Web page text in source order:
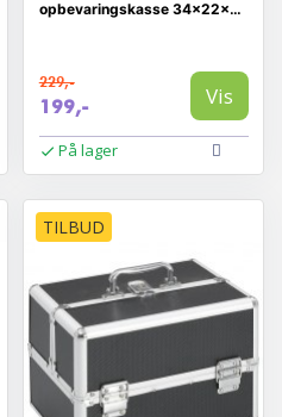
opbevaringskasse 34×22×15
229,-
199,- Vis
På lager
TILBUD